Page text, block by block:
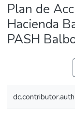
Plan de
Hacienda
PASH